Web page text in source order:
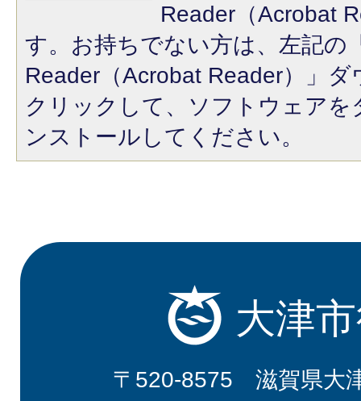
Reader（Acrobat
す。お持ちでない方は、左記の
Reader（Acrobat Reader）」
クリックして、ソフトウェア
ンストールしてください。
大津
〒520-8575 滋賀県大